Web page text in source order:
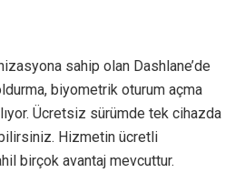
sahip olan Dashlane’de
biyometrik oturum açma
Ücretsiz sürümde tek cihazda
Hizmetin ücretli
birçok avantaj mevcuttur.